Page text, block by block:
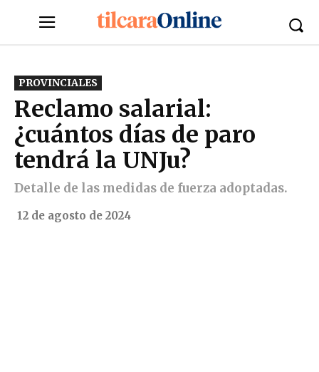
PROVINCIALES
Reclamo salarial:
¿cuántos días de paro
tendrá la UNJu?
Detalle de las medidas de fuerza adoptadas.
12 de agosto de 2024